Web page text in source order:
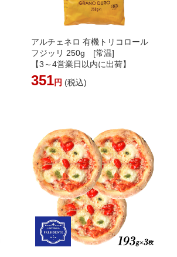
アルチェネロ 有機トリコロール
フジッリ 250g [常温]
【3～4営業日以内に出荷】
351円 (税込)